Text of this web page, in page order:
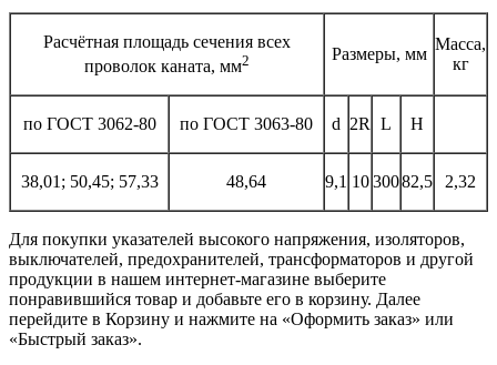
Расчётная площадь сечения всех
проволок каната, мм2 Размеры, мм
Масса,
кг
по ГОСТ 3062-80 по ГОСТ 3063-80 d 2R L H
38,01; 50,45; 57,33 48,64 9,1 10 30082,5 2,32
Для покупки указателей высокого напряжения, изоляторов,
выключателей, предохранителей, трансформаторов и другой
продукции в нашем интернет-магазине выберите
понравившийся товар и добавьте его в корзину. Далее
перейдите в Корзину и нажмите на «Оформить заказ» или
«Быстрый заказ».